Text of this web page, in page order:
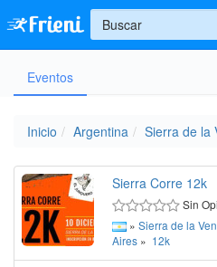
Ingresar
Eventos
Inicio Argentina Sierra de la
Sierra Corre 12k
Sin
» Sierra de la
Aires » 12k